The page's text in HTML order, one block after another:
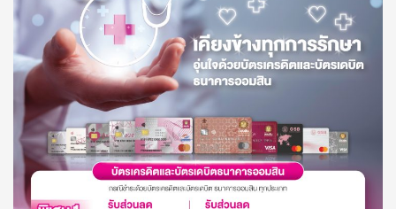
บริการออนไลน์
TH
EN
GSB Society